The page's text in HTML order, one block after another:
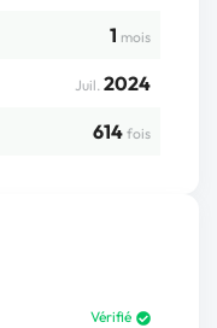
1 mois
Juil. 2024
614 fois
Vérifié